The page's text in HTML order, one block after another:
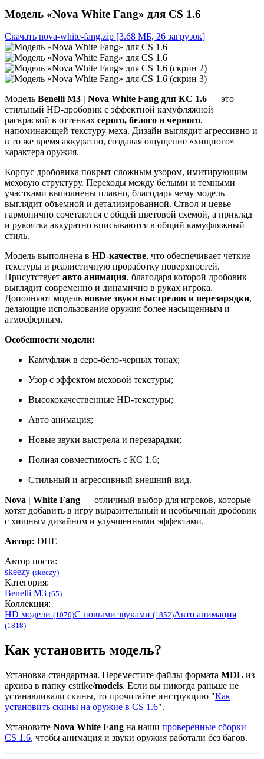
Модель «Nova White Fang» для CS 1.6
Скачать nova-white-fang.zip [3.68 МБ, 26 загрузок]
Модель Benelli M3 | Nova White Fang для КС 1.6 — это
стильный HD-дробовик с эффектной камуфляжной
раскраской в оттенках серого, белого и черного,
напоминающей текстуру меха. Дизайн выглядит агрессивно и
в то же время аккуратно, создавая ощущение «хищного»
характера оружия.
Корпус дробовика покрыт сложным узором, имитирующим
меховую структуру. Переходы между белыми и темными
участками выполнены плавно, благодаря чему модель
выглядит объемной и детализированной. Ствол и цевье
гармонично сочетаются с общей цветовой схемой, а приклад
и рукоятка аккуратно вписываются в общий камуфляжный
стиль.
Модель выполнена в HD-качестве, что обеспечивает четкие
текстуры и реалистичную проработку поверхностей.
Присутствует авто анимация, благодаря которой дробовик
выглядит современно и динамично в руках игрока.
Дополняют модель новые звуки выстрелов и перезарядки,
делающие использование оружия более насыщенным и
атмосферным.
Особенности модели:
Камуфляж в серо-бело-черных тонах;
Узор с эффектом меховой текстуры;
Высококачественные HD-текстуры;
Авто анимация;
Новые звуки выстрела и перезарядки;
Полная совместимость с КС 1.6;
Стильный и агрессивный внешний вид.
Nova | White Fang — отличный выбор для игроков, которые
хотят добавить в игру выразительный и необычный дробовик
с хищным дизайном и улучшенными эффектами.
Автор: DHE
Автор поста:
skeezy (skeezy)
Категория:
Benelli M3 (65)
Коллекция:
HD модели (1070)С новыми звуками (1852)Авто анимация
(1818)
Как установить модель?
Установка стандартная. Переместите файлы формата MDL из
архива в папку cstrike/models. Если вы никогда раньше не
устанавливали скины, то прочитайте инструкцию "Как
установить скины на оружие в CS 1.6".
Установите Nova White Fang на наши проверенные сборки
CS 1.6, чтобы анимация и звуки оружия работали без багов.